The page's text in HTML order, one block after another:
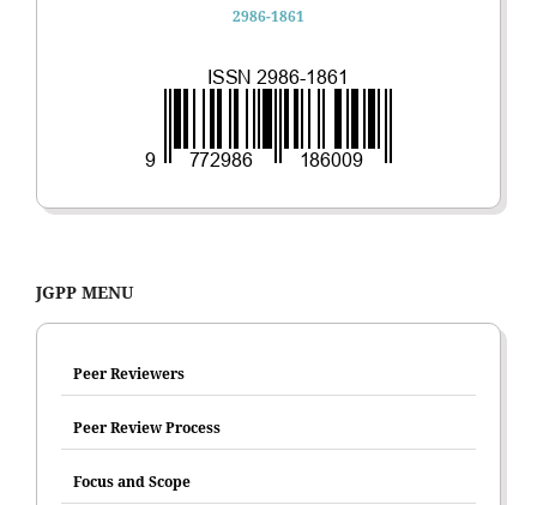
2986-1861
JGPP MENU
Peer Reviewers
Peer Review Process
Focus and Scope